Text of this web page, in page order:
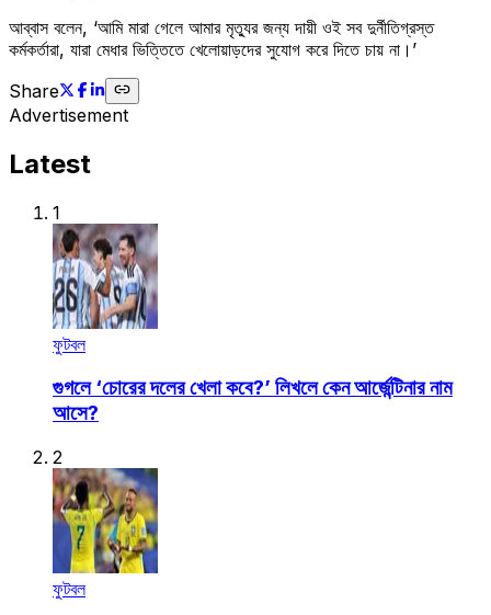
আব্বাস বলেন, ‌‌‘আমি মারা গেলে আমার মৃত্যুর জন্য দায়ী ওই সব দুর্নীতিগ্রস্ত
কর্মকর্তারা, যারা মেধার ভিত্তিতে খেলোয়াড়দের সুযোগ করে দিতে চায় না।’
Share
Advertisement
Latest
1
ফুটবল
গুগলে ‘চোরের দলের খেলা কবে?’ লিখলে কেন আর্জেন্টিনার নাম
আসে?
2
ফুটবল